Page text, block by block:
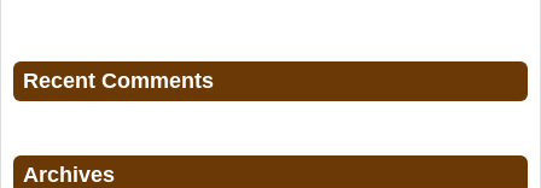
Recent Comments
Archives